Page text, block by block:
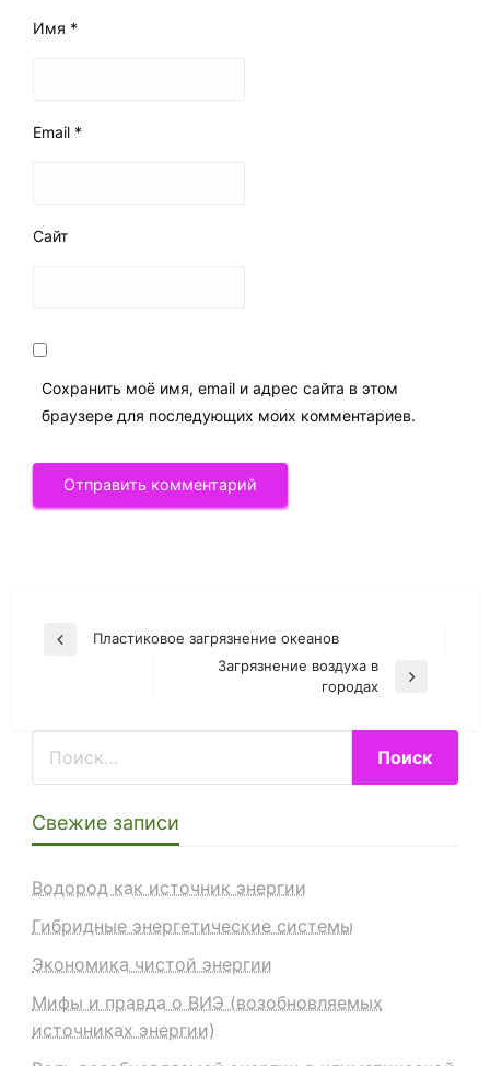
Имя *
Email *
Сайт
Сохранить моё имя, email и адрес сайта в этом
браузере для последующих моих комментариев.
Навигация
Previous
Пластиковое загрязнение океанов
Загрязнение воздуха в
городах
Свежие записи
Водород как источник энергии
Гибридные энергетические системы
Экономика чистой энергии
Мифы и правда о ВИЭ (возобновляемых
источниках энергии)